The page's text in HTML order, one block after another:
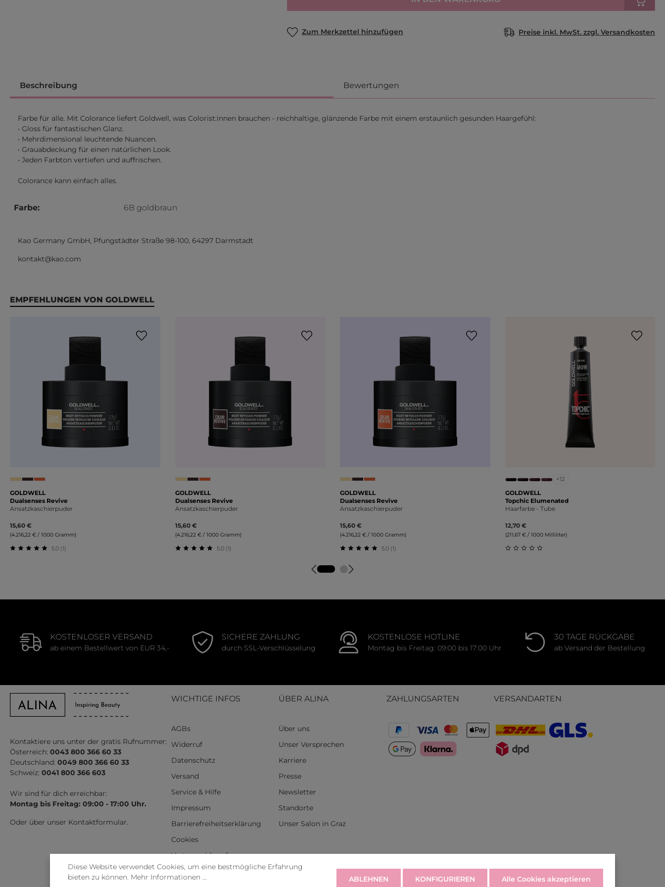
Zum Merkzettel hinzufügen Preise inkl. MwSt. zzgl. Versandkosten
Beschreibung Bewertungen
Farbe für alle. Mit Colorance liefert Goldwell, was Colorist:innen brauchen - reichhaltige, glänzende Farbe mit einem erstaunlich gesunden Haargefühl:
• Gloss für fantastischen Glanz.
• Mehrdimensional leuchtende Nuancen.
• Grauabdeckung für einen natürlichen Look.
• Jeden Farbton vertiefen und auffrischen.
Colorance kann einfach alles.
Farbe: 6B goldbraun
Kao Germany GmbH, Pfungstädter Straße 98-100, 64297 Darmstadt
kontakt@kao.com
Produktgalerie überspringen
EMPFEHLUNGEN VON GOLDWELL
GOLDWELL
Dualsenses Revive
Ansatzkaschierpuder
15,60 €
(4.216,22 € / 1000 Gramm)
5.0 (1)
GOLDWELL
Dualsenses Revive
Ansatzkaschierpuder
15,60 €
(4.216,22 € / 1000 Gramm)
Durchschnittliche Bewertung von 5 von 5 Sternen
5.0 (1)
GOLDWELL
Dualsenses Revive
Ansatzkaschierpuder
15,60 €
(4.216,22 € / 1000 Gramm)
Durchschnittliche Bewertung von 5 von 5 Sternen
5.0 (1)
+12
GOLDWELL
Topchic Elumenated
Haarfarbe - Tube
12,70 €
(211,67 € / 1000 Milliliter)
KOSTENLOSER VERSAND
ab einem Bestellwert von EUR 34,-
SICHERE ZAHLUNG
durch SSL-Verschlüsselung
KOSTENLOSE HOTLINE
Montag bis Freitag: 09:00 bis 17:00 Uhr
30 TAGE RÜCKGABE
ab Versand der Bestellung
Kontaktiere uns unter der gratis Rufnummer:
Österreich: 0043 800 366 60 33
Deutschland: 0049 800 366 60 33
Schweiz: 0041 800 366 603
Wir sind für dich erreichbar:
Montag bis Freitag: 09:00 - 17:00 Uhr.
Oder über unser Kontaktformular.
WICHTIGE INFOS
AGBs
Widerruf
Datenschutz
Versand
Service & Hilfe
Impressum
Barrierefreiheitserklärung
Cookies
Vertrag widerrufen
ÜBER ALINA
Über uns
Unser Versprechen
Karriere
Presse
Newsletter
Standorte
Unser Salon in Graz
ZAHLUNGSARTEN VERSANDARTEN
Diese Website verwendet Cookies, um eine bestmögliche Erfahrung
bieten zu können. Mehr Informationen ... ABLEHNEN KONFIGURIEREN Alle Cookies akzeptieren